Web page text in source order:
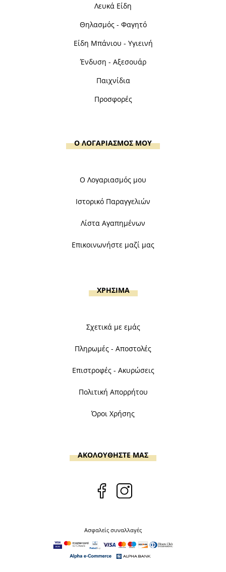
Λευκά Είδη
Θηλασμός - Φαγητό
Είδη Μπάνιου - Υγιεινή
Ένδυση - Αξεσουάρ
Παιχνίδια
Προσφορές
Ο ΛΟΓΑΡΙΑΣΜΟΣ ΜΟΥ
Ο Λογαριασμός μου
Ιστορικό Παραγγελιών
Λίστα Αγαπημένων
Επικοινωνήστε μαζί μας
ΧΡΗΣΙΜΑ
Σχετικά με εμάς
Πληρωμές - Αποστολές
Επιστροφές - Ακυρώσεις
Πολιτική Απορρήτου
Όροι Χρήσης
ΑΚΟΛΟΥΘΗΣΤΕ ΜΑΣ
Ασφαλείς συναλλαγές